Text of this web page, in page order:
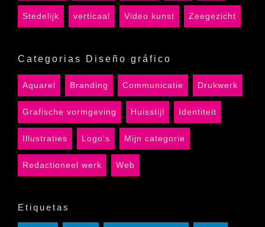
Stedelijk verticaal Video kunst Zeegezicht
Categorias Diseño gráfico
Aquarel Branding Communicatie Drukwerk
Grafische vormgeving Huisstijl Identiteit
Illustraties Logo's Mijn categorie
Redactioneel werk Web
Etiquetas